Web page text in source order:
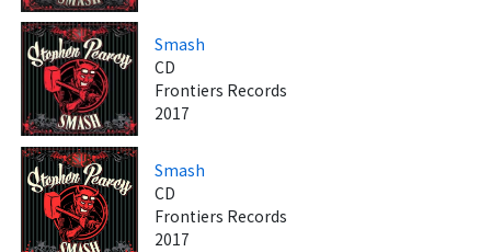
Smash
CD
Frontiers Records
2017
Smash
CD
Frontiers Records
2017